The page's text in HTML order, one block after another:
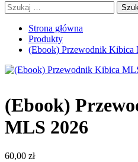
Szukaj:
Strona główna
Produkty
(Ebook) Przewodnik Kibica
(Ebook)
MLS 2026
60,00 zł